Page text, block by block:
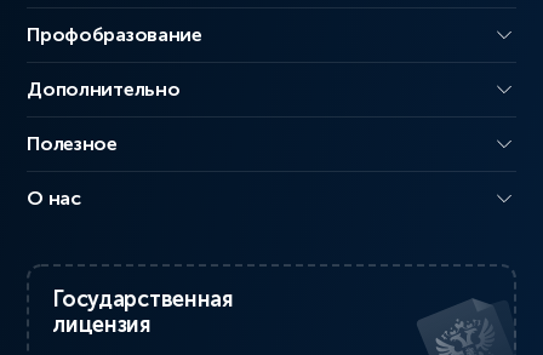
Профобразование
Дополнительно
Полезное
О нас
Государственная
лицензия